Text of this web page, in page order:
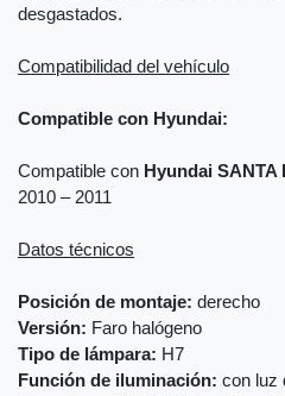
desgastados.
Compatibilidad del vehículo
Compatible con Hyundai:
Compatible con Hyundai SANTA
2010 – 2011
Datos técnicos
Posición de montaje: derecho
Versión: Faro halógeno
Tipo de lámpara: H7
Función de iluminación: con luz